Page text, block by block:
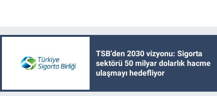
TSB’den 2030 vizyonu: Sigorta
sektörü 50 milyar dolarlık hacme
ulaşmayı hedefliyor